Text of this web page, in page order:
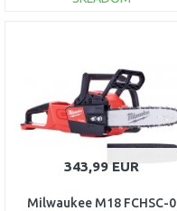
Porovnať
343,99 EUR
Milwaukee M18 FCHSC-0